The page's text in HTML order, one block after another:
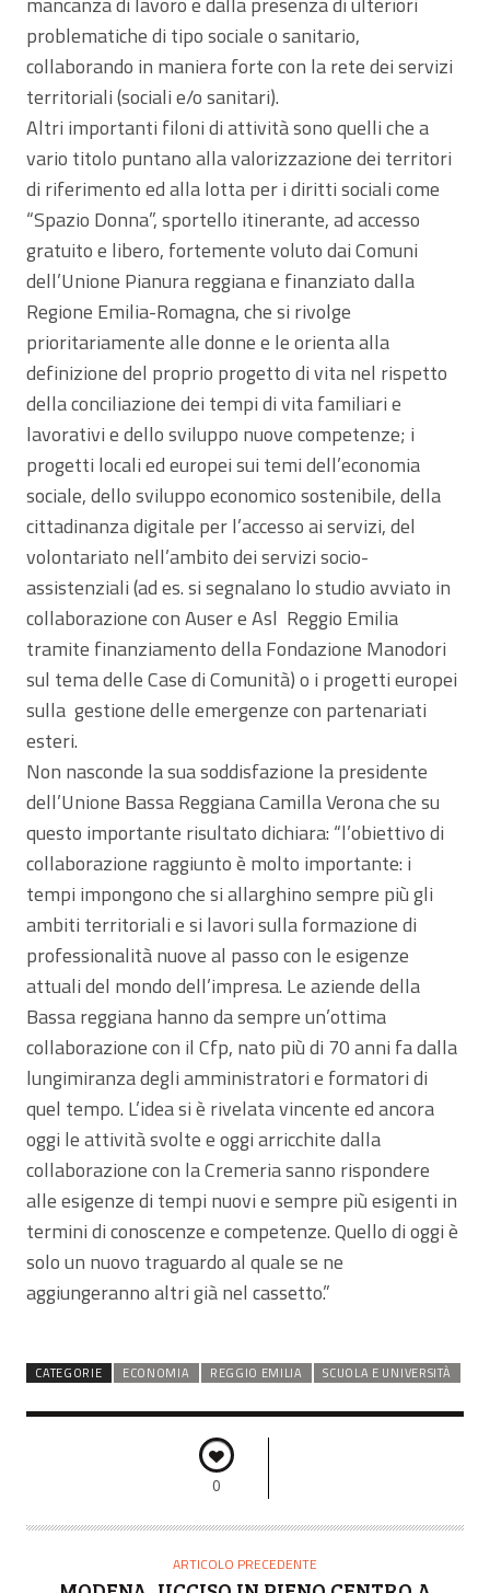
problematiche di tipo sociale o sanitario,
collaborando in maniera forte con la rete dei servizi
territoriali (sociali e/o sanitari).
Altri importanti filoni di attività sono quelli che a
vario titolo puntano alla valorizzazione dei territori
di riferimento ed alla lotta per i diritti sociali come
“Spazio Donna”, sportello itinerante, ad accesso
gratuito e libero, fortemente voluto dai Comuni
dell’Unione Pianura reggiana e finanziato dalla
Regione Emilia-Romagna, che si rivolge
prioritariamente alle donne e le orienta alla
definizione del proprio progetto di vita nel rispetto
della conciliazione dei tempi di vita familiari e
lavorativi e dello sviluppo nuove competenze; i
progetti locali ed europei sui temi dell’economia
sociale, dello sviluppo economico sostenibile, della
cittadinanza digitale per l’accesso ai servizi, del
volontariato nell’ambito dei servizi socio-
assistenziali (ad es. si segnalano lo studio avviato in
collaborazione con Auser e Asl Reggio Emilia
tramite finanziamento della Fondazione Manodori
sul tema delle Case di Comunità) o i progetti europei
sulla gestione delle emergenze con partenariati
esteri.
Non nasconde la sua soddisfazione la presidente
dell’Unione Bassa Reggiana Camilla Verona che su
questo importante risultato dichiara: “l’obiettivo di
collaborazione raggiunto è molto importante: i
tempi impongono che si allarghino sempre più gli
ambiti territoriali e si lavori sulla formazione di
professionalità nuove al passo con le esigenze
attuali del mondo dell’impresa. Le aziende della
Bassa reggiana hanno da sempre un’ottima
collaborazione con il Cfp, nato più di 70 anni fa dalla
lungimiranza degli amministratori e formatori di
quel tempo. L’idea si è rivelata vincente ed ancora
oggi le attività svolte e oggi arricchite dalla
collaborazione con la Cremeria sanno rispondere
alle esigenze di tempi nuovi e sempre più esigenti in
termini di conoscenze e competenze. Quello di oggi è
solo un nuovo traguardo al quale se ne
aggiungeranno altri già nel cassetto.”
CATEGORIE ECONOMIA REGGIO EMILIA SCUOLA E UNIVERSITÀ
0
ARTICOLO PRECEDENTE